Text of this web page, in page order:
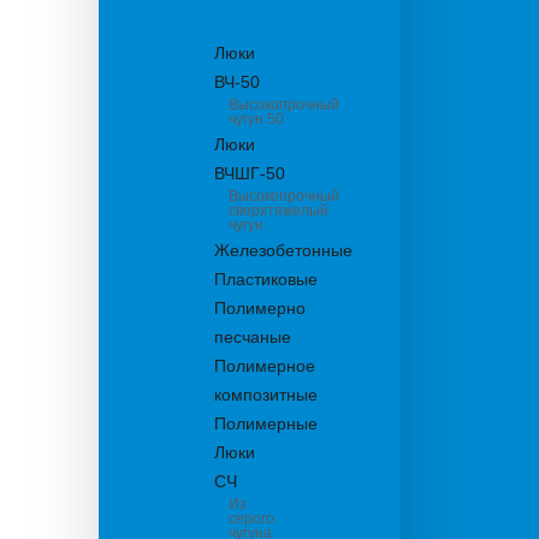
Люки
ВЧ-50
Высокопрочный
чугун 50
Люки
ВЧШГ-50
Высокопрочный
сверхтяжелый
чугун
Железобетонные
Пластиковые
Полимерно
песчаные
Полимерное
композитные
Полимерные
Люки
СЧ
Из
серого
чугуна